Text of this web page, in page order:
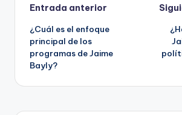
Navegación
de
entradas
Entrada anterior
¿Cuál es el enfoque
principal de los
programas de Jaime
Bayly?